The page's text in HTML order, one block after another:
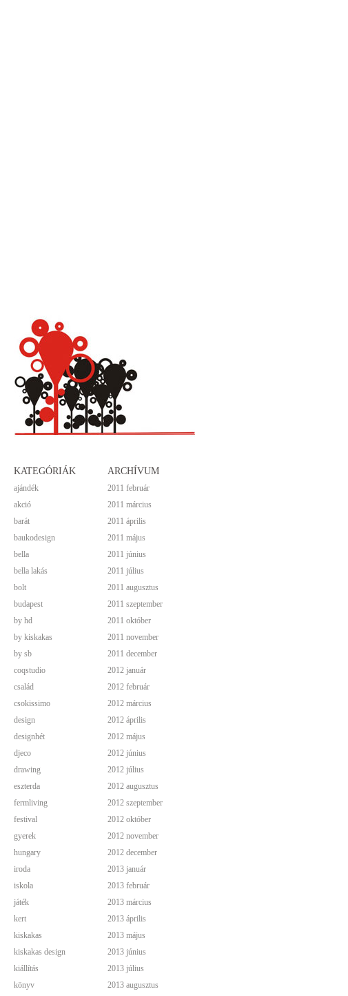
KATEGÓRIÁK
ajándék
akció
barát
baukodesign
bella
bella lakás
bolt
budapest
by hd
by kiskakas
by sb
coqstudio
család
csokissimo
design
designhét
djeco
drawing
eszterda
fermliving
festival
gyerek
hungary
iroda
iskola
játék
kert
kiskakas
kiskakas design
kiállítás
könyv
ARCHÍVUM
2011 február
2011 március
2011 április
2011 május
2011 június
2011 július
2011 augusztus
2011 szeptember
2011 október
2011 november
2011 december
2012 január
2012 február
2012 március
2012 április
2012 május
2012 június
2012 július
2012 augusztus
2012 szeptember
2012 október
2012 november
2012 december
2013 január
2013 február
2013 március
2013 április
2013 május
2013 június
2013 július
2013 augusztus